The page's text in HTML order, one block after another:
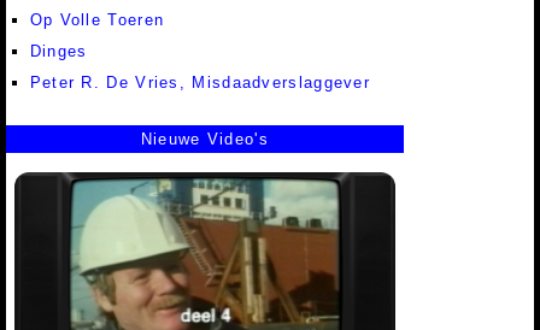
Op Volle Toeren
Dinges
Peter R. De Vries, Misdaadverslaggever
Nieuwe Video's